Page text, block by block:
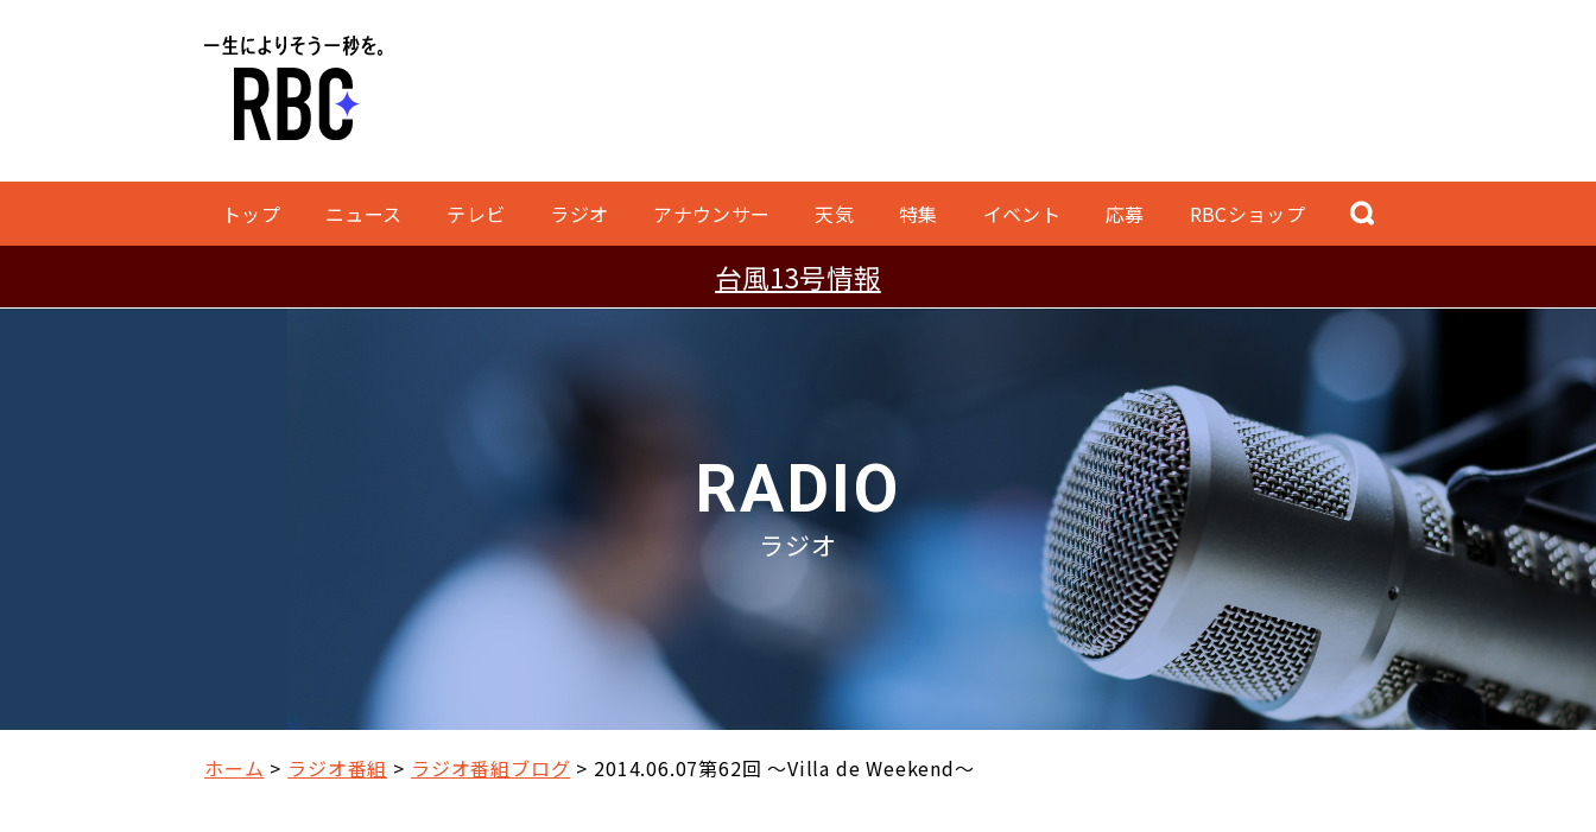
トップ ニュース テレビ ラジオ アナウンサー 天気 特集 イベント 応募 RBCショップ
台風13号情報
RADIO
ラジオ
ホーム ラジオ番組 ラジオ番組ブログ 2014.06.07第62回 ～Villa de Weekend～